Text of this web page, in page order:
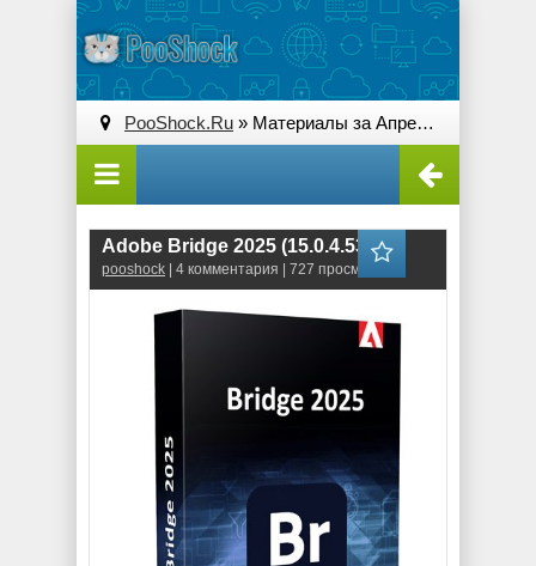
PooShock.Ru » Материалы за Апрель 2025 года » Страница 2
Adobe Bridge 2025 (15.0.4.534)
pooshock | 4 комментария | 727 просмотров